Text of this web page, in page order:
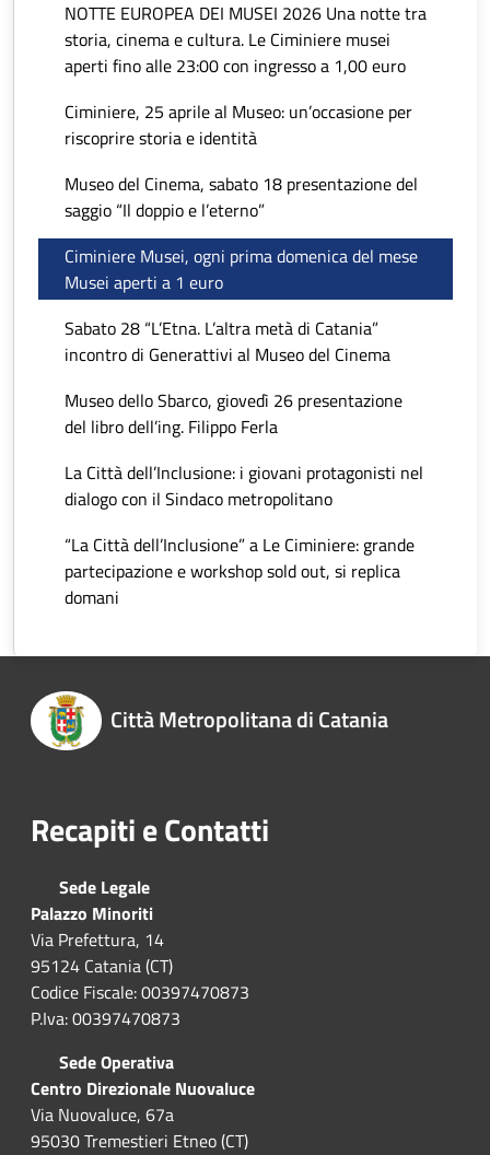
NOTTE EUROPEA DEI MUSEI 2026 Una notte tra
storia, cinema e cultura. Le Ciminiere musei
aperti fino alle 23:00 con ingresso a 1,00 euro
Ciminiere, 25 aprile al Museo: un’occasione per
riscoprire storia e identità
Museo del Cinema, sabato 18 presentazione del
saggio “Il doppio e l’eterno”
Ciminiere Musei, ogni prima domenica del mese
Musei aperti a 1 euro
Sabato 28 “L’Etna. L’altra metà di Catania”
incontro di Generattivi al Museo del Cinema
Museo dello Sbarco, giovedì 26 presentazione
del libro dell’ing. Filippo Ferla
La Città dell’Inclusione: i giovani protagonisti nel
dialogo con il Sindaco metropolitano
“La Città dell’Inclusione” a Le Ciminiere: grande
partecipazione e workshop sold out, si replica
domani
Città Metropolitana di Catania
Recapiti e Contatti
Sede Legale
Palazzo Minoriti
Via Prefettura, 14
95124 Catania (CT)
Codice Fiscale: 00397470873
P.Iva: 00397470873
Sede Operativa
Centro Direzionale Nuovaluce
Via Nuovaluce, 67a
95030 Tremestieri Etneo (CT)